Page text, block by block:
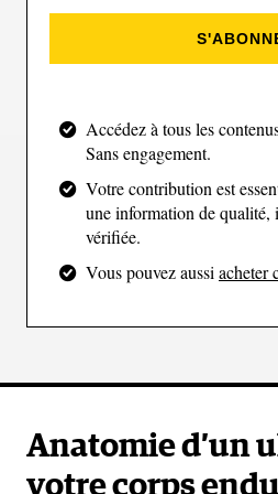
Pourtant, pour être honnête,
maintenir ici pendant
moitié de mon corps exposée
l'autre moitié immergée dans
si je me préparais à accomplir
mouette me survolant.
Accédez à tous les
Sans engagement.
Votre contribution est
une information de qualité,
vérifiée.
Vous pouvez aussiacheter
Anatomie d’un
votre corps